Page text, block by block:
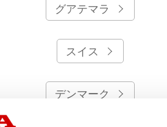
グアテマラ
スイス
デンマーク